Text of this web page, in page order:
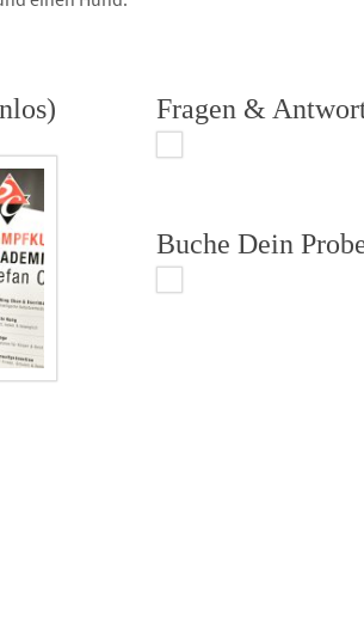
Fragen &
Buche Dein